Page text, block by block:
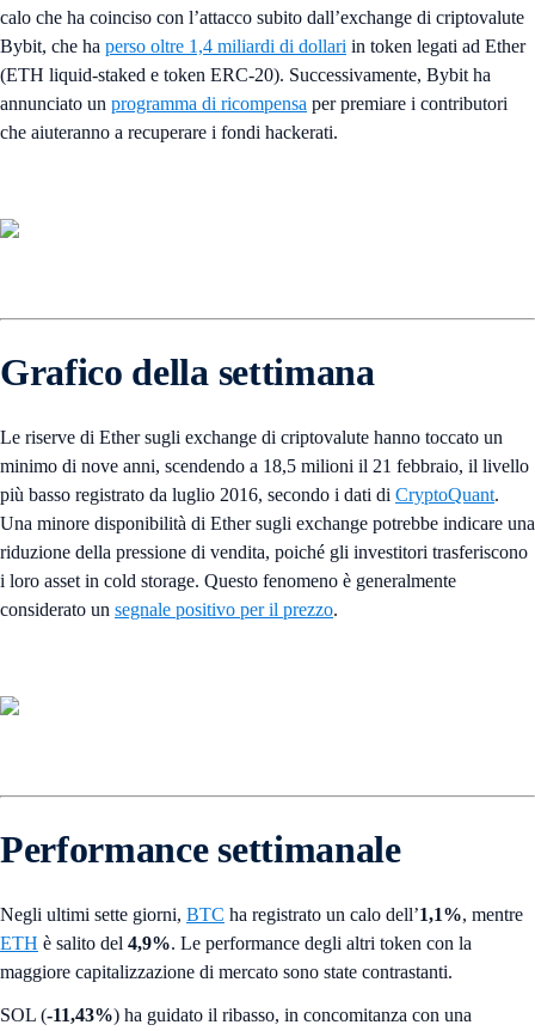
calo che ha coinciso con l’attacco subito dall’exchange di criptovalute
Bybit, che ha perso oltre 1,4 miliardi di dollari in token legati ad Ether
(ETH liquid-staked e token ERC-20). Successivamente, Bybit ha
annunciato un programma di ricompensa per premiare i contributori
che aiuteranno a recuperare i fondi hackerati.
Grafico della settimana
Le riserve di Ether sugli exchange di criptovalute hanno toccato un
minimo di nove anni, scendendo a 18,5 milioni il 21 febbraio, il livello
più basso registrato da luglio 2016, secondo i dati di CryptoQuant.
Una minore disponibilità di Ether sugli exchange potrebbe indicare una
riduzione della pressione di vendita, poiché gli investitori trasferiscono
i loro asset in cold storage. Questo fenomeno è generalmente
considerato un segnale positivo per il prezzo.
Performance settimanale
Negli ultimi sette giorni, BTC ha registrato un calo dell’1,1%, mentre
ETH è salito del 4,9%. Le performance degli altri token con la
maggiore capitalizzazione di mercato sono state contrastanti.
SOL (-11,43%) ha guidato il ribasso, in concomitanza con una